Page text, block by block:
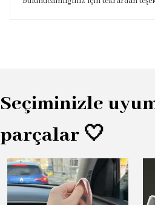
Seçiminizle
parçalar 🤍